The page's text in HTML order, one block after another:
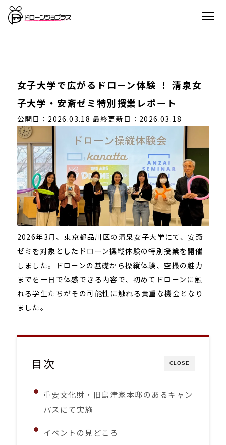
女子大学で広がるドローン体験 ！ 清泉女
子大学・安斎ゼミ特別授業レポート
公開日：2026.03.18 最終更新日：2026.03.18
2026年3月、東京都品川区の清泉女子大学にて、安斎
ゼミを対象としたドローン操縦体験の特別授業を開催
しました。ドローンの基礎から操縦体験、空撮の魅力
までを一日で体感できる内容で、初めてドローンに触
れる学生たちがその可能性に触れる貴重な機会となり
ました。
CLOSE
目次
重要文化財・旧島津家本邸のあるキャン
パスにて実施
イベントの見どころ